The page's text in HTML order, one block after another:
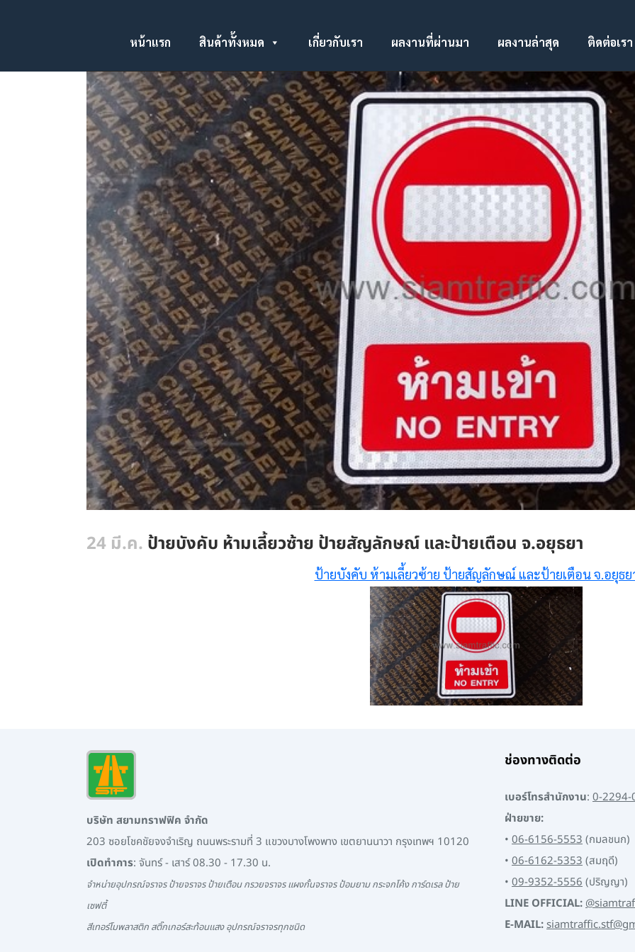
หน้าแรก สินค้าทั้งหมด เกี่ยวกับเรา ผลงานที่ผ่านมา ผลงานล่าสุด ติดต่อเรา
24 มี.ค. ป้ายบังคับ ห้ามเลี้ยวซ้าย ป้ายสัญลักษณ์ และป้ายเตือน จ.อยุธยา
ป้ายบังคับ ห้ามเลี้ยวซ้าย ป้ายสัญลักษณ์ และป้ายเตือน จ.อยุธย
บริษัท สยามทราฟฟิค จำกัด
203 ซอยโชคชัยจงจำเริญ ถนนพระรามที่ 3 แขวงบางโพงพาง เขตยานนาวา กรุงเทพฯ 10120
เปิดทำการ: จันทร์ - เสาร์ 08.30 - 17.30 น.
จำหน่ายอุปกรณ์จราจร ป้ายจราจร ป้ายเตือน กรวยจราจร แผงกั้นจราจร ป้อมยาม กระจกโค้ง การ์ดเรล ป้าย
เซฟตี้
สีเทอร์โมพลาสติก สติ๊กเกอร์สะท้อนแสง อุปกรณ์จราจรทุกชนิด
ช่องทางติดต่อ
เบอร์โทรสำนักงาน: 0-
ฝ่ายขาย:
• 06-6156-5553(กมลชนก)
• 06-6162-5353(สมฤดี)
• 09-9352-5556(ปริญญา)
LINE OFFICIAL:
E-MAIL: